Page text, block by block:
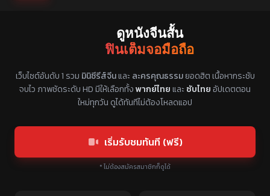
ดูหนังจีนสั้น
ฟินเต็มจอมือถือ
เว็บไซต์อันดับ 1 รวม มินิซีรีส์จีนและ ละครคุณธรรมยอดฮิต เนื้อหากระชับ
จบไว ภาพชัดระดับ HD มีให้เลือกทั้งพากย์ไทยและ ซับไทยอัปเดตตอน
ใหม่ทุกวัน ดูได้ทันทีไม่ต้องโหลดแอป
เริ่มรับชมทันที (ฟรี)
* ไม่ต้องสมัครสมาชิกก็ดูได้